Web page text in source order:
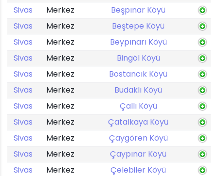
Sivas
Merkez
Beşpınar Köyü
Sivas
Merkez
Beştepe Köyü
Sivas
Merkez
Beypınarı Köyü
Sivas
Merkez
Bingöl Köyü
Sivas
Merkez
Bostancık Köyü
Sivas
Merkez
Budaklı Köyü
Sivas
Merkez
Çallı Köyü
Sivas
Merkez
Çatalkaya Köyü
Sivas
Merkez
Çaygören Köyü
Sivas
Merkez
Çaypınar Köyü
Sivas
Merkez
Çelebiler Köyü